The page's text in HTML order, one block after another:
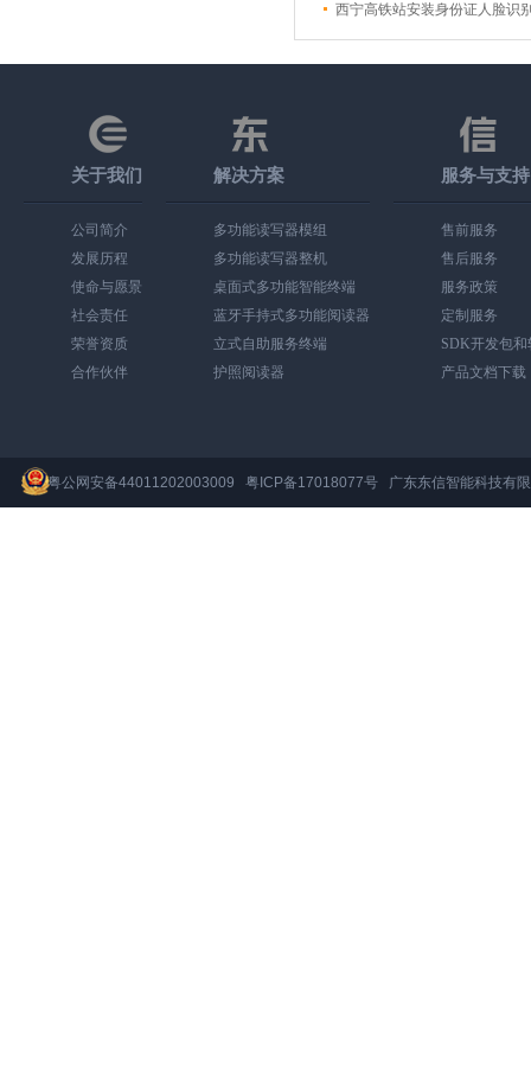
西宁高铁站安装身份证人脸识
关于我们
公司简介
发展历程
使命与愿景
社会责任
荣誉资质
合作伙伴
解决方案
多功能读写器模组
多功能读写器整机
桌面式多功能智能终端
蓝牙手持式多功能阅读器
立式自助服务终端
护照阅读器
服务与支持
售前服务
售后服务
服务政策
定制服务
SDK开发包
产品文档下载
粤公网安备44011202003009 粤ICP备17018077号 广东东信智能科技有